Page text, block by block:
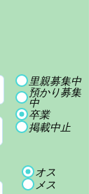
里親募集中
預かり募集
中
卒業
掲載中止
オス
メス